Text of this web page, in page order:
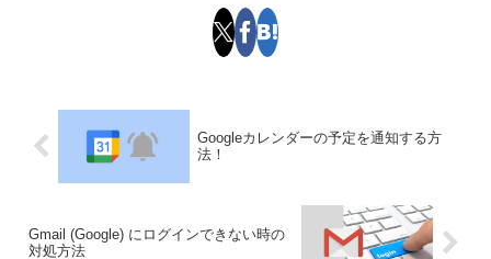
Googleカレンダーの予定を通知する方
法！
Gmail (Google) にログインできない時の
対処方法